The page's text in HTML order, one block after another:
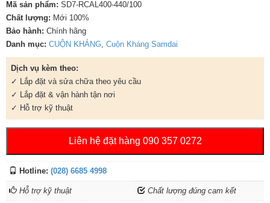
Mã sản phẩm: SD7-RCAL400-440/100
Chất lượng: Mới 100%
Bảo hành: Chính hãng
Danh mục: CUỘN KHÁNG, Cuộn Kháng Samdai
Dịch vụ kèm theo:
✓ Lắp đặt và sửa chữa theo yêu cầu
✓ Lắp đặt & vận hành tận nơi
✓ Hỗ trợ kỹ thuật
Liên hệ đặt hàng 090 357 0272
Hotline: (028) 6685 4998
Hỗ trợ kỹ thuật Chất lượng đúng cam kết